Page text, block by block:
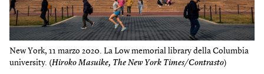
New York, 11 marzo 2020. La Low memorial library della Columbia
university. (Hiroko Masuike, The New York Times/Contrasto)